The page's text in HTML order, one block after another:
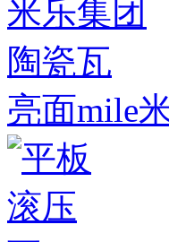
亮面mile